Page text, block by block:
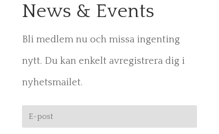
News & Events
Bli medlem nu och missa ingenting
nytt. Du kan enkelt avregistrera dig i
nyhetsmailet.